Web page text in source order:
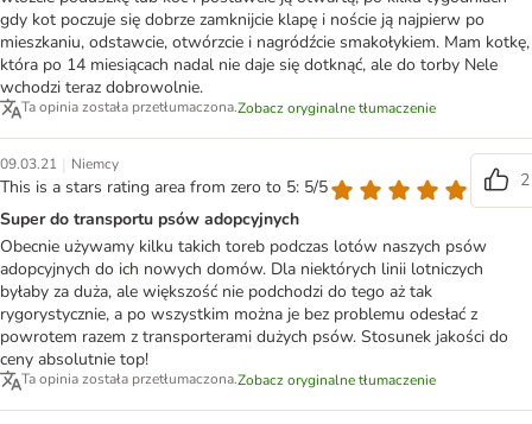
gdy kot poczuje się dobrze zamknijcie klapę i noście ją najpierw po
mieszkaniu, odstawcie, otwórzcie i nagródźcie smakołykiem. Mam kotkę,
która po 14 miesiącach nadal nie daje się dotknąć, ale do torby Nele
wchodzi teraz dobrowolnie.
Ta opinia została przetłumaczona.Zobacz oryginalne tłumaczenie
09.03.21 | Niemcy
This is a stars rating area from zero to 5: 5/5
2
Super do transportu psów adopcyjnych
Obecnie używamy kilku takich toreb podczas lotów naszych psów
adopcyjnych do ich nowych domów. Dla niektórych linii lotniczych
byłaby za duża, ale większość nie podchodzi do tego aż tak
rygorystycznie, a po wszystkim można je bez problemu odesłać z
powrotem razem z transporterami dużych psów. Stosunek jakości do
ceny absolutnie top!
Ta opinia została przetłumaczona.Zobacz oryginalne tłumaczenie